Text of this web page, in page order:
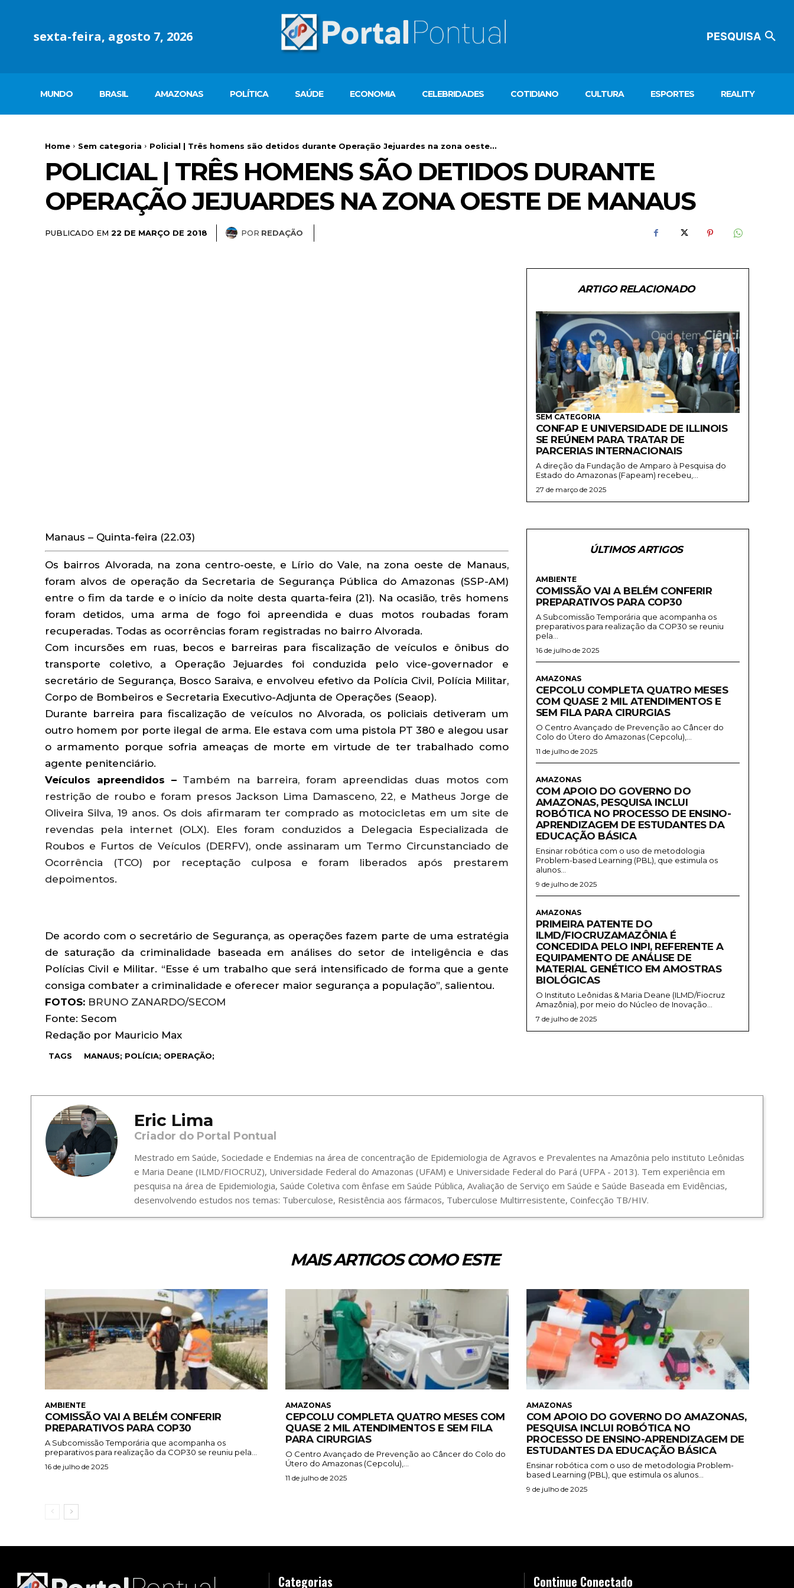
sexta-feira, agosto 7, 2026 PESQUISA
MUNDO BRASIL AMAZONAS POLÍTICA SAÚDE ECONOMIA CELEBRIDADES COTIDIANO CULTURA ESPORTES REALITY
Home Sem categoria Policial | Três homens são detidos durante Operação Jejuardes na zona oeste...
POLICIAL | TRÊS HOMENS SÃO DETIDOS DURANTE
OPERAÇÃO JEJUARDES NA ZONA OESTE DE MANAUS
PUBLICADO EM 22 DE MARÇO DE 2018 POR REDAÇÃO
ARTIGO RELACIONADO
SEM CATEGORIA
CONFAP E UNIVERSIDADE DE ILLINOIS
SE REÚNEM PARA TRATAR DE
PARCERIAS INTERNACIONAIS
A direção da Fundação de Amparo à Pesquisa do
Estado do Amazonas (Fapeam) recebeu,...
27 de março de 2025
Manaus – Quinta-feira (22.03)
Os bairros Alvorada, na zona centro-oeste, e Lírio do Vale, na zona oeste de Manaus,
foram alvos de operação da Secretaria de Segurança Pública do Amazonas (SSP-AM)
entre o fim da tarde e o início da noite desta quarta-feira (21). Na ocasião, três homens
foram detidos, uma arma de fogo foi apreendida e duas motos roubadas foram
recuperadas. Todas as ocorrências foram registradas no bairro Alvorada.
Com incursões em ruas, becos e barreiras para fiscalização de veículos e ônibus do
transporte coletivo, a Operação Jejuardes foi conduzida pelo vice-governador e
secretário de Segurança, Bosco Saraiva, e envolveu efetivo da Polícia Civil, Polícia Militar,
Corpo de Bombeiros e Secretaria Executivo-Adjunta de Operações (Seaop).
Durante barreira para fiscalização de veículos no Alvorada, os policiais detiveram um
outro homem por porte ilegal de arma. Ele estava com uma pistola PT 380 e alegou usar
o armamento porque sofria ameaças de morte em virtude de ter trabalhado como
agente penitenciário.
Veículos apreendidos – Também na barreira, foram apreendidas duas motos com
restrição de roubo e foram presos Jackson Lima Damasceno, 22, e Matheus Jorge de
Oliveira Silva, 19 anos. Os dois afirmaram ter comprado as motocicletas em um site de
revendas pela internet (OLX). Eles foram conduzidos a Delegacia Especializada de
Roubos e Furtos de Veículos (DERFV), onde assinaram um Termo Circunstanciado de
Ocorrência (TCO) por receptação culposa e foram liberados após prestarem
depoimentos.
De acordo com o secretário de Segurança, as operações fazem parte de uma estratégia
de saturação da criminalidade baseada em análises do setor de inteligência e das
Polícias Civil e Militar. “Esse é um trabalho que será intensificado de forma que a gente
consiga combater a criminalidade e oferecer maior segurança a população”, salientou.
FOTOS: BRUNO ZANARDO/SECOM
Fonte: Secom
Redação por Mauricio Max
TAGS MANAUS; POLÍCIA; OPERAÇÃO;
ÚLTIMOS ARTIGOS
AMBIENTE
COMISSÃO VAI A BELÉM CONFERIR
PREPARATIVOS PARA COP30
A Subcomissão Temporária que acompanha os
preparativos para realização da COP30 se reuniu
pela...
16 de julho de 2025
AMAZONAS
CEPCOLU COMPLETA QUATRO MESES
COM QUASE 2 MIL ATENDIMENTOS E
SEM FILA PARA CIRURGIAS
O Centro Avançado de Prevenção ao Câncer do
Colo do Útero do Amazonas (Cepcolu),...
11 de julho de 2025
AMAZONAS
COM APOIO DO GOVERNO DO
AMAZONAS, PESQUISA INCLUI
ROBÓTICA NO PROCESSO DE ENSINO-
APRENDIZAGEM DE ESTUDANTES DA
EDUCAÇÃO BÁSICA
Ensinar robótica com o uso de metodologia
Problem-based Learning (PBL), que estimula os
alunos...
9 de julho de 2025
AMAZONAS
PRIMEIRA PATENTE DO
ILMD/FIOCRUZAMAZÔNIA É
CONCEDIDA PELO INPI, REFERENTE A
EQUIPAMENTO DE ANÁLISE DE
MATERIAL GENÉTICO EM AMOSTRAS
BIOLÓGICAS
O Instituto Leônidas & Maria Deane (ILMD/Fiocruz
Amazônia), por meio do Núcleo de Inovação...
7 de julho de 2025
Eric Lima
Criador do Portal Pontual
Mestrado em Saúde, Sociedade e Endemias na área de concentração de Epidemiologia de Agravos e Prevalentes na Amazônia pelo instituto Leônidas
e Maria Deane (ILMD/FIOCRUZ), Universidade Federal do Amazonas (UFAM) e Universidade Federal do Pará (UFPA - 2013). Tem experiência em
pesquisa na área de Epidemiologia, Saúde Coletiva com ênfase em Saúde Pública, Avaliação de Serviço em Saúde e Saúde Baseada em Evidências,
desenvolvendo estudos nos temas: Tuberculose, Resistência aos fármacos, Tuberculose Multirresistente, Coinfecção TB/HIV.
MAIS ARTIGOS COMO ESTE
AMBIENTE
COMISSÃO VAI A BELÉM CONFERIR
PREPARATIVOS PARA COP30
A Subcomissão Temporária que acompanha os
preparativos para realização da COP30 se reuniu pela...
16 de julho de 2025
AMAZONAS
CEPCOLU COMPLETA QUATRO MESES COM
QUASE 2 MIL ATENDIMENTOS E SEM FILA
PARA CIRURGIAS
O Centro Avançado de Prevenção ao Câncer do Colo do
Útero do Amazonas (Cepcolu),...
11 de julho de 2025
AMAZONAS
COM APOIO DO GOVERNO DO AMAZONAS,
PESQUISA INCLUI ROBÓTICA NO
PROCESSO DE ENSINO-APRENDIZAGEM DE
ESTUDANTES DA EDUCAÇÃO BÁSICA
Ensinar robótica com o uso de metodologia Problem-
based Learning (PBL), que estimula os alunos...
9 de julho de 2025
Categorias Continue Conectado